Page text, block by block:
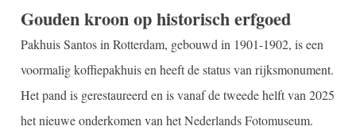
Gouden kroon op historisch erfgoed
Pakhuis Santos in Rotterdam, gebouwd in 1901-1902, is een
voormalig koffiepakhuis en heeft de status van rijksmonument.
Het pand is gerestaureerd en is vanaf de tweede helft van 2025
het nieuwe onderkomen van het Nederlands Fotomuseum.